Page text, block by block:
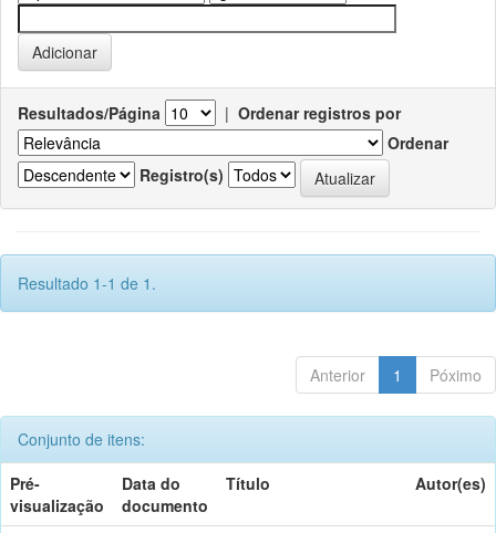
Resultados/Página | Ordenar registros por
Ordenar
Registro(s)
Resultado 1-1 de 1.
Anterior 1 Póximo
Conjunto de itens:
Pré-
visualização
Data do
documento
Título Autor(es)